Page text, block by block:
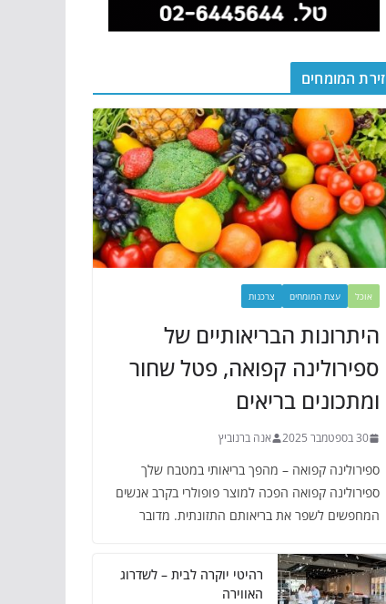
זירת המומחים
אוכל עצת המומחים צרכנות
היתרונות הבריאותיים של
ספירולינה קפואה, פטל שחור
ומתכונים בריאים
30 בספטמבר 2025 אנה ברנוביץ
ספירולינה קפואה – מהפך בריאותי במטבח שלך
ספירולינה קפואה הפכה למוצר פופולרי בקרב אנשים
המחפשים לשפר את בריאותם התזונתית. מדובר
רהיטי יוקרה לבית – לשדרוג
האווירה